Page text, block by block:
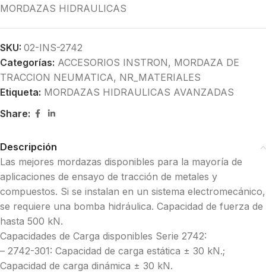
MORDAZAS HIDRAULICAS
SKU: 02-INS-2742
Categorías: ACCESORIOS INSTRON, MORDAZA DE
TRACCION NEUMATICA, NR_MATERIALES
Etiqueta: MORDAZAS HIDRAULICAS AVANZADAS
Share:
Descripción
Las mejores mordazas disponibles para la mayoría de
aplicaciones de ensayo de tracción de metales y
compuestos. Si se instalan en un sistema electromecánico,
se requiere una bomba hidráulica. Capacidad de fuerza de
hasta 500 kN.
Capacidades de Carga disponibles Serie 2742:
– 2742-301: Capacidad de carga estática ± 30 kN.;
Capacidad de carga dinámica ± 30 kN.